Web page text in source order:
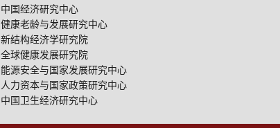
中国经济研究中心
健康老龄与发展研究中心
新结构经济学研究院
全球健康发展研究院
能源安全与国家发展研究中心
人力资本与国家政策研究中心
中国卫生经济研究中心